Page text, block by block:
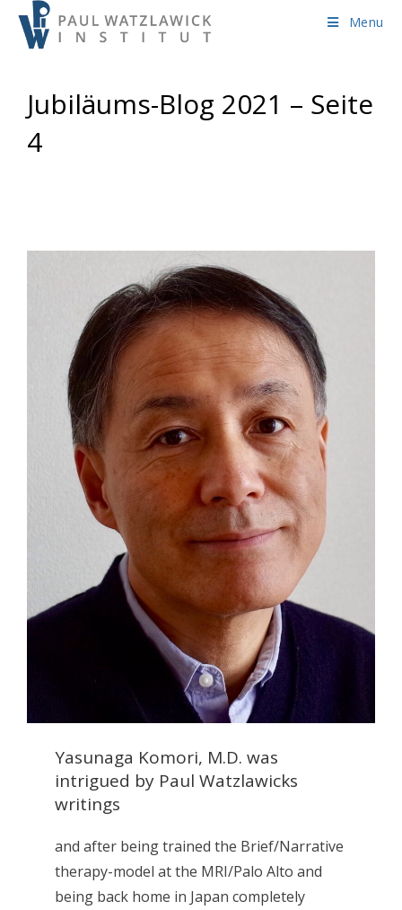
Skip
Menu
Jubiläums-Blog 2021 – Seite
4
Yasunaga Komori, M.D. was
intrigued by Paul Watzlawicks
writings
and after being trained the Brief/Narrative
therapy-model at the MRI/Palo Alto and
being back home in Japan completely